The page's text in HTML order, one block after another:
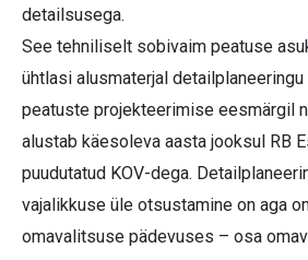
detailsusega.
See tehniliselt sobivaim peatuse
ühtlasi alusmaterjal
peatuste projekteerimise eesmärgil
alustab käesoleva aasta jooksul RB
puudutatud KOV-dega.
vajalikkuse üle otsustamine on aga
omavalitsuse pädevuses – osa